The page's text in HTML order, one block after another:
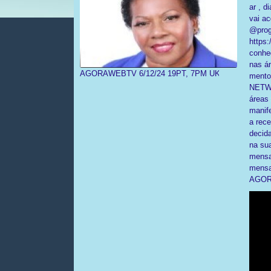
AGORAWEBTV 6/12/24 19PT, 7PM UK Ana
ar ,
vai
nas
áreas
a
na